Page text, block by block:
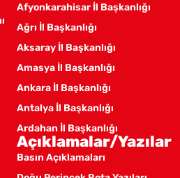
Afyonkarahisar İl Başkanlığı
Ağrı İl Başkanlığı
Aksaray İl Başkanlığı
Amasya İl Başkanlığı
Ankara İl Başkanlığı
Antalya İl Başkanlığı
Ardahan İl Başkanlığı
Artvin İl Başkanlığı
Açıklamalar/Yazılar
Basın Açıklamaları